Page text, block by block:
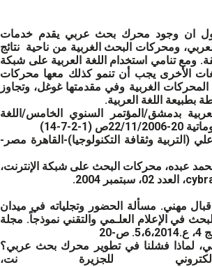
ان وجود محرك بحث عربي يقدم خدمات
ومحركات البحث الغربية من ناحية نتائج
ومع تنامي استخدام اللغة العربية على شبكة
الأخرى يجب أن تنمو كذلك معها محركات
المحركات الغربية وفي مقدمتها غوغل، وتجاوز
بطبيعة اللغة العربية.
بدمشق/المؤتمر السنوي الخامس/اللغة
(1-2-7-14)
(التربية وثقافة التكنولوجيا)-القاهرة مصر-
عبده، محركات البحث على شبكة الإنترنت،
مهني. مسألة الحضور وتجلياته في ميدان
في الإعلام العلـمي والتقني نموذجاً. مجلة
لماذا فشلنا في تطوير محرك بحث عربي؟
للجزيرة نت،